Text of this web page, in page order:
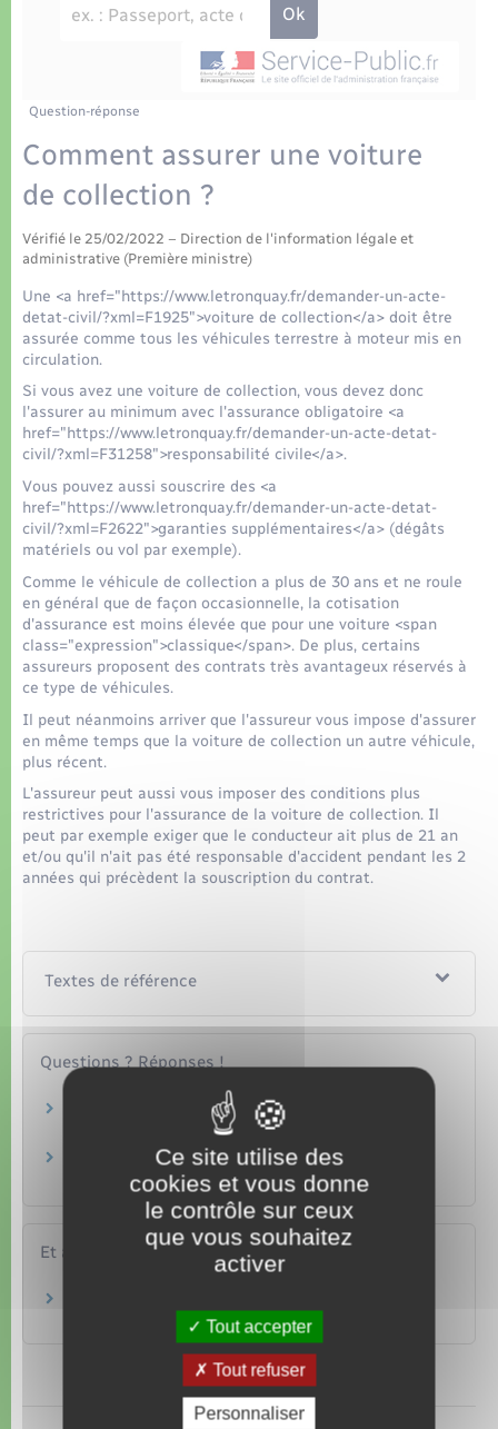
Eau - Assainissement
Transports
Transports scolaires
Logement - Urbanisme
Loisirs
Seniors
Numérique
Organisation d’événement
Sécurité - Prévention
Commerces - Entreprises - Emploi
Voirie et espace public
Travaux - Autorisation d’occupation de l’espace
Présentation de la commune
La Communauté de communes
Question-réponse
Comment assurer une voiture
de collection ?
Vérifié le 25/02/2022 – Direction de l'information légale et
administrative (Première ministre)
Une <a href="https://www.letronquay.fr/demander-un-acte-
detat-civil/?xml=F1925">voiture de collection</a> doit être
assurée comme tous les véhicules terrestre à moteur mis en
circulation.
Si vous avez une voiture de collection, vous devez donc
l'assurer au minimum avec l'assurance obligatoire <a
href="https://www.letronquay.fr/demander-un-acte-detat-
civil/?xml=F31258">responsabilité civile</a>.
Vous pouvez aussi souscrire des <a
href="https://www.letronquay.fr/demander-un-acte-detat-
civil/?xml=F2622">garanties supplémentaires</a> (dégâts
matériels ou vol par exemple).
Comme le véhicule de collection a plus de 30 ans et ne roule
en général que de façon occasionnelle, la cotisation
d'assurance est moins élevée que pour une voiture <span
class="expression">classique</span>. De plus, certains
assureurs proposent des contrats très avantageux réservés à
ce type de véhicules.
Il peut néanmoins arriver que l'assureur vous impose d'assurer
en même temps que la voiture de collection un autre véhicule,
plus récent.
L'assureur peut aussi vous imposer des conditions plus
restrictives pour l'assurance de la voiture de collection. Il
peut par exemple exiger que le conducteur ait plus de 21 an
et/ou qu'il n'ait pas été responsable d'accident pendant les 2
années qui précèdent la souscription du contrat.
Textes de référence
Questions ? Réponses !
Assurance auto : qu'est-ce que la garantie
responsabilité civile ?
Franchise d'assurance auto : comment ça
marche ?
Et aussi
Argent – Impôts – Consommation
Ce site utilise des
cookies et vous donne
le contrôle sur ceux
que vous souhaitez
activer
Tout accepter
Tout refuser
Personnaliser